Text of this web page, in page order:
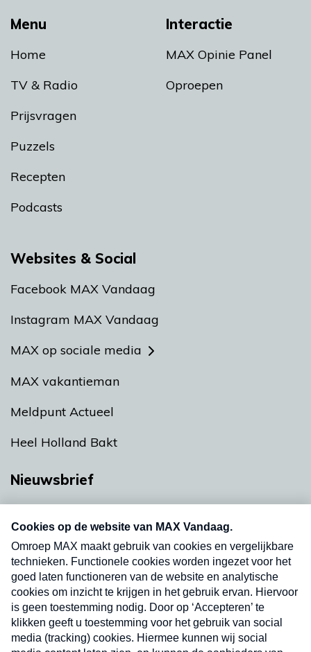
Menu
Home
TV & Radio
Prijsvragen
Puzzels
Recepten
Podcasts
Interactie
MAX Opinie Panel
Oproepen
Websites & Social
Facebook MAX Vandaag
Instagram MAX Vandaag
MAX op sociale media
MAX vakantieman
Meldpunt Actueel
Heel Holland Bakt
Nieuwsbrief
nieuwsbrief. Elke vrijdag- en dinsdagochtend in
uw mailbox.
Verzend